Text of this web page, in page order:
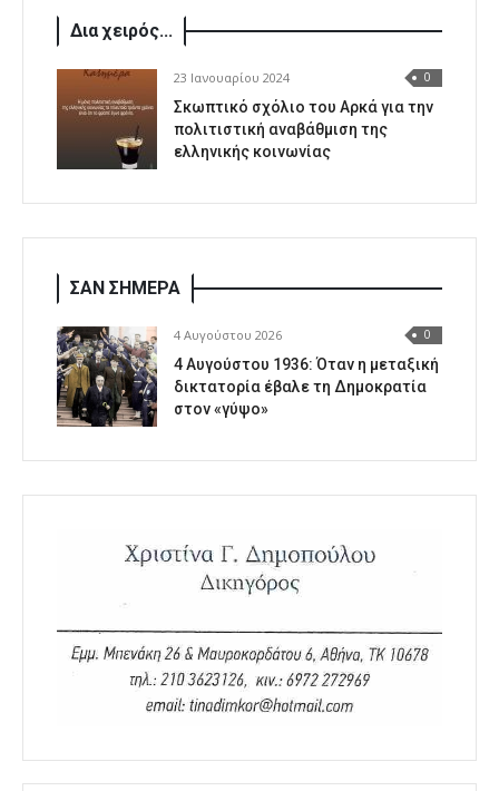
Δια χειρός...
23 Ιανουαρίου 2024 0
Σκωπτικό σχόλιο του Αρκά για την
πολιτιστική αναβάθμιση της
ελληνικής κοινωνίας
ΣΑΝ ΣΗΜΕΡΑ
4 Αυγούστου 2026 0
4 Αυγούστου 1936: Όταν η μεταξική
δικτατορία έβαλε τη Δημοκρατία
στον «γύψο»